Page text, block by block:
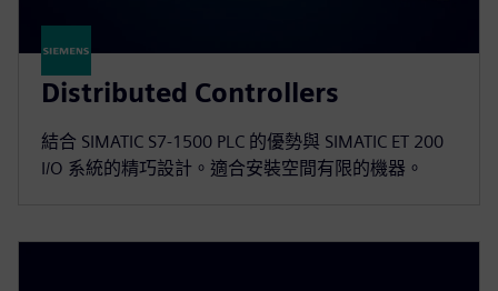
Distributed Controllers
結合 SIMATIC S7-1500 PLC 的優勢與 SIMATIC ET 200
I/O 系統的精巧設計。適合安裝空間有限的機器。